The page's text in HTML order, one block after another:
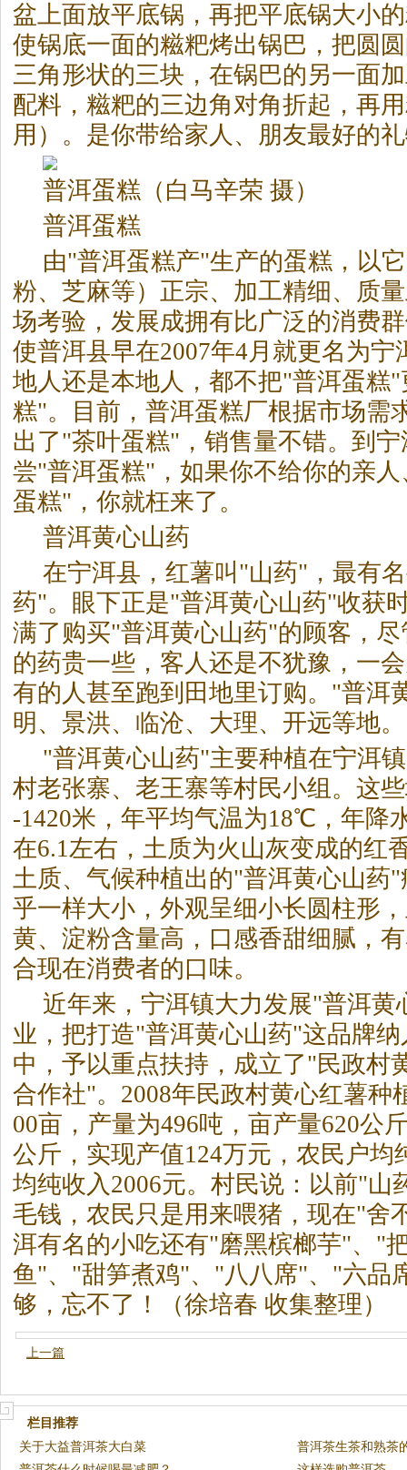
盆上面放平底锅，再把平底锅大小
使锅底一面的糍粑烤出锅巴，把圆
三角形状的三块，在锅巴的另一面
配料，糍粑的三边角对角折起，再
用）。是你带给家人、朋友最好的
普洱蛋糕（白马辛荣 摄）
普洱蛋糕
由"普洱蛋糕产"生产的蛋糕，以
粉、芝麻等）正宗、加工精细、质
场考验，发展成拥有比广泛的消费
使普洱县早在2007年4月就更名为宁
地人还是本地人，都不把"普洱蛋糕
糕"。目前，普洱蛋糕厂根据市场需
出了"茶叶蛋糕"，销售量不错。到
尝"普洱蛋糕"，如果你不给你的亲
蛋糕"，你就枉来了。
普洱黄心山药
在宁洱县，红薯叫"山药"，最有
药"。眼下正是"普洱黄心山药"收获
满了购买"普洱黄心山药"的顾客，
的药贵一些，客人还是不犹豫，一
有的人甚至跑到田地里订购。"普洱
明、景洪、临沧、大理、开远等地。
"普洱黄心山药"主要种植在宁洱
村老张寨、老王寨等村民小组。这
-1420米，年平均气温为18℃，年降
在6.1左右，土质为火山灰变成的红
土质、气候种植出的"普洱黄心山药
乎一样大小，外观呈细小长圆柱形
黄、淀粉含量高，口感香甜细腻，
合现在消费者的口味。
近年来，宁洱镇大力发展"普洱黄
业，把打造"普洱黄心山药"这品牌
中，予以重点扶持，成立了"民政村
合作社"。2008年民政村黄心红薯种
00亩，产量为496吨，亩产量620公
公斤，实现产值124万元，农民户均
均纯收入2006元。村民说：以前"山
毛钱，农民只是用来喂猪，现在"舍
洱有名的小吃还有"磨黑槟榔芋"、"
鱼"、"甜笋煮鸡"、"八八席"、"六品
够，忘不了！（徐培春 收集整理）
上一篇
栏目推荐
关于大益普洱茶大白菜
普洱茶生茶和熟茶